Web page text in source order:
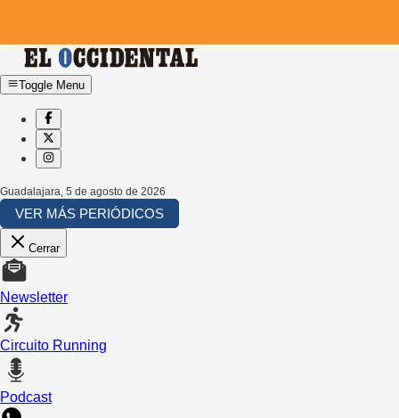
Toggle Menu
Guadalajara, 5 de agosto de 2026
VER MÁS PERIÓDICOS
Cerrar
Newsletter
Circuito Running
Podcast